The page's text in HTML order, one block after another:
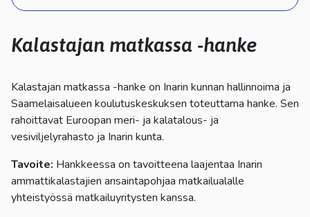
pyyhkäisyliikkeitä.
Kalastajan matkassa -hanke
Kalastajan matkassa -hanke on Inarin kunnan hallinnoima ja
Saamelaisalueen koulutuskeskuksen toteuttama hanke. Sen
rahoittavat Euroopan meri- ja kalatalous- ja
vesiviljelyrahasto ja Inarin kunta.
Tavoite: Hankkeessa on tavoitteena laajentaa Inarin
ammattikalastajien ansaintapohjaa matkailualalle
yhteistyössä matkailuyritysten kanssa.